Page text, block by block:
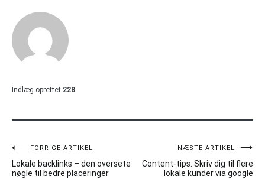
Indlæg oprettet 228
Indlægsnavigation
FORRIGE ARTIKEL
Lokale backlinks – den oversete
nøgle til bedre placeringer
NÆSTE ARTIKEL
Content-tips: Skriv dig til flere
lokale kunder via google